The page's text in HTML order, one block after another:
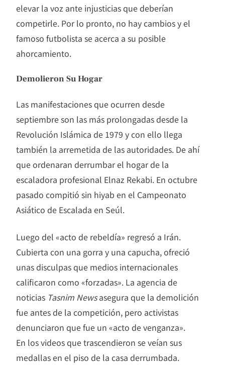
elevar la voz ante injusticias que deberían
competirle. Por lo pronto, no hay cambios y el
famoso futbolista se acerca a su posible
ahorcamiento.
Demolieron Su Hogar
Las manifestaciones que ocurren desde
septiembre son las más prolongadas desde la
Revolución Islámica de 1979 y con ello llega
también la arremetida de las autoridades. De ahí
que ordenaran derrumbar el hogar de la
escaladora profesional Elnaz Rekabi. En octubre
pasado compitió sin hiyab en el Campeonato
Asiático de Escalada en Seúl.
Luego del «acto de rebeldía» regresó a Irán.
Cubierta con una gorra y una capucha, ofreció
unas disculpas que medios internacionales
calificaron como «forzadas». La agencia de
noticias Tasnim Newsasegura que la demolición
fue antes de la competición, pero activistas
denunciaron que fue un «acto de venganza».
En los videos que trascendieron se veían sus
medallas en el piso de la casa derrumbada.